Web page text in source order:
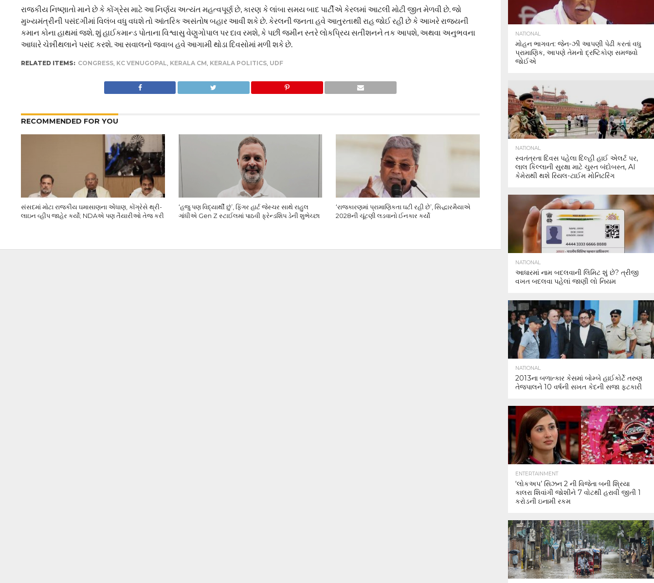
રાજકીય નિષ્ણાતો માને છે કે કોંગ્રેસ માટે આ નિર્ણય અત્યંત મહત્વપૂર્ણ છે, કારણ કે લાંબા સમય બાદ પાર્ટીએ કેરલમાં આટલી મોટી જીત મેળવી છે. જો
મુખ્યમંત્રીની પસંદગીમાં વિલંબ વધુ વધશે તો આંતરિક અસંતોષ બહાર આવી શકે છે. કેરલની જનતા હવે આતુરતાથી રાહ જોઈ રહી છે કે આખરે રાજ્યની
કમાન કોના હાથમાં જશે. શું હાઈકમાન્ડ પોતાના વિશ્વાસુ વેણુગોપાલ પર દાવ રમશે, કે પછી જમીન સ્તરે લોકપ્રિય સતીશનને તક આપશે, અથવા અનુભવના
આધારે ચેન્નીથલાને પસંદ કરશે. આ સવાલનો જવાબ હવે આગામી થોડા દિવસોમાં મળી શકે છે.
RELATED ITEMS: CONGRESS, KC VENUGOPAL, KERALA CM, KERALA POLITICS, UDF
RECOMMENDED FOR YOU
સંસદમાં મોટા રાજકીય ઘમાસાણના એંધાણ, કોંગ્રેસે થ્રી-
લાઇન વ્હીપ જાહેર કર્યો; NDAએ પણ તૈયારીઓ તેજ કરી
‘હજુ પણ વિદ્યાર્થી છું’, ફિંગર હાર્ટ જેસ્ચર સાથે રાહુલ
ગાંધીએ Gen Z સ્ટાઈલમાં પાઠવી ફ્રેન્ડશિપ ડેની શુભેચ્છા
‘રાજકારણમાં પ્રામાણિકતા ઘટી રહી છે’, સિદ્ધારમૈયાએ
2028ની ચૂંટણી લડવાનો ઈનકાર કર્યો
NATIONAL
મોહન ભાગવત: જેન-ઝી આપણી પેઢી કરતાં વધુ
પ્રામાણિક, આપણે તેમનો દ્રષ્ટિકોણ સમજવો
જોઈએ
NATIONAL
સ્વતંત્રતા દિવસ પહેલા દિલ્હી હાઈ એલર્ટ પર,
લાલ કિલ્લાની સુરક્ષા માટે ચુસ્ત બંદોબસ્ત, AI
કેમેરાથી થશે રિયલ-ટાઈમ મોનિટરિંગ
NATIONAL
આધારમાં નામ બદલવાની લિમિટ શું છે? ત્રીજી
વખત બદલવા પહેલાં જાણી લો નિયમ
NATIONAL
2013ના બળાત્કાર કેસમાં બોમ્બે હાઈકોર્ટે તરુણ
તેજપાલને 10 વર્ષની સખત કેદની સજા ફટકારી
ENTERTAINMENT
‘લોકઅપ’ સિઝન 2 ની વિજેતા બની શ્રિયા
કાલરા શિવાંગી જોશીને 7 વોટથી હરાવી જીતી 1
કરોડની ઇનામી રકમ